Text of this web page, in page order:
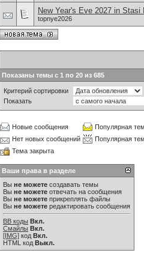
New Year's Eve 2027 in
topnye2026
Показаны темы с 1 по 20 из 685
Критерий сортировки
Показать
Новые сообщения
Популярная
Нет новых сообщений
Популярная
Тема закрыта
Ваши права в разделе
Вы не можете создавать темы
Вы не можете отвечать на сообщения
Вы не можете прикреплять файлы
Вы не можете редактировать сообщения
BB коды Вкл.
Смайлы Вкл.
[IMG] код Вкл.
HTML код Выкл.